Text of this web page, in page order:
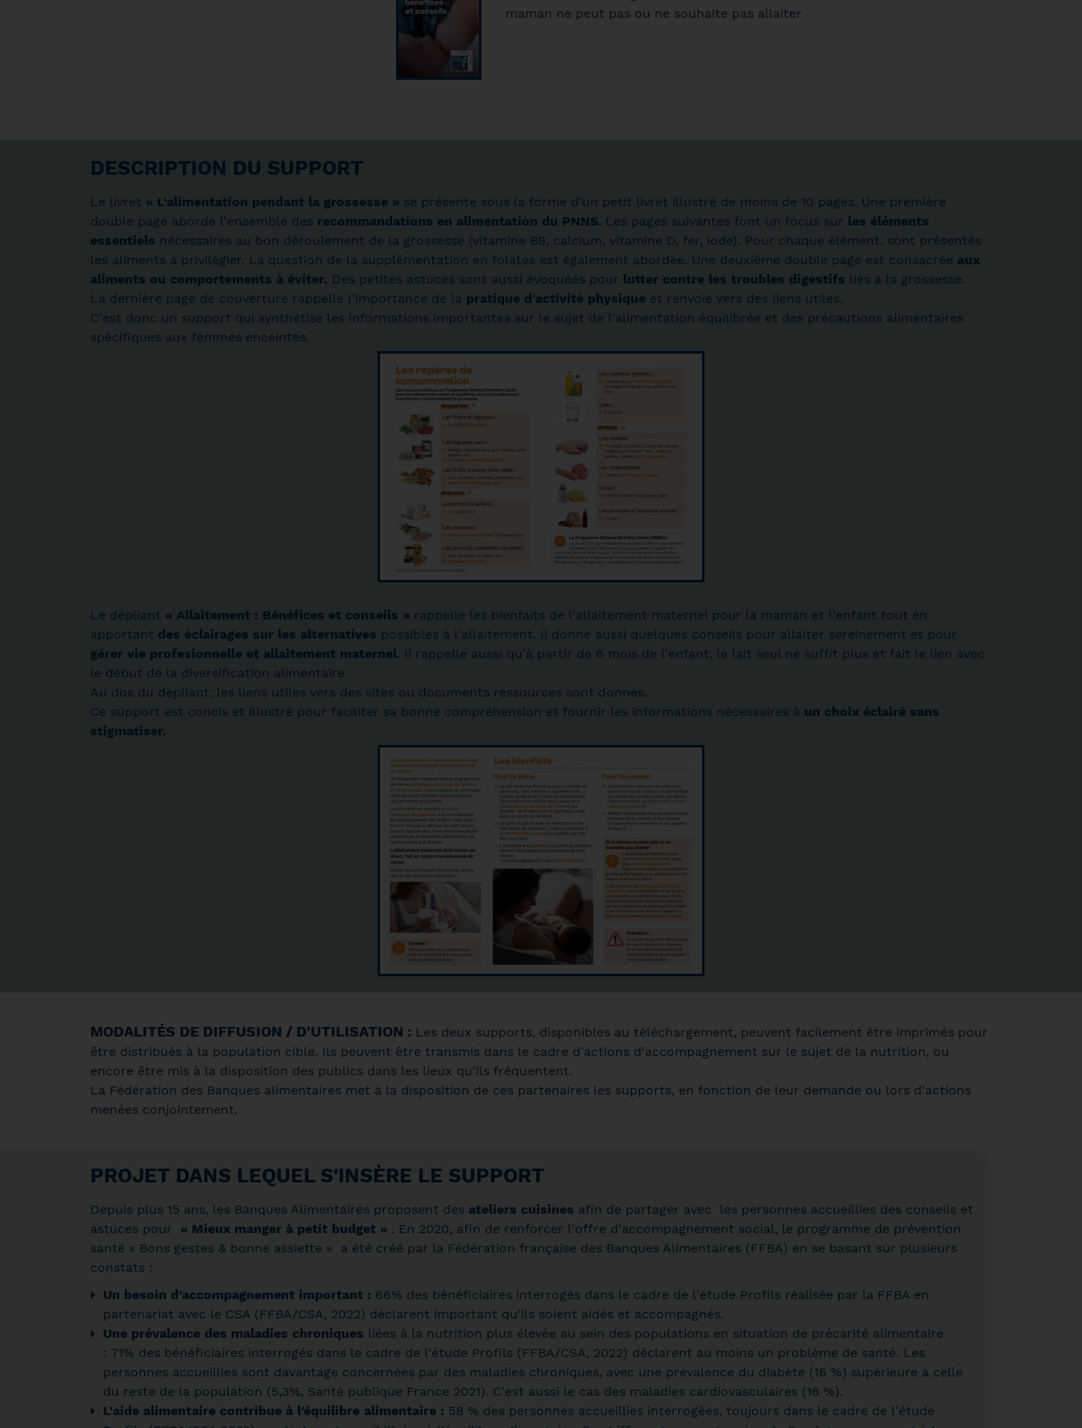
maman ne peut pas ou ne souhaite pas allaiter
DESCRIPTION DU SUPPORT
Le livret « L'alimentation pendant la grossesse » se présente sous la forme d'un petit livret illustré de moins de 10 pages. Une première
double page aborde l'ensemble des recommandations en alimentation du PNNS. Les pages suivantes font un focus sur les éléments
essentiels nécessaires au bon déroulement de la grossesse (vitamine B9, calcium, vitamine D, fer, iode). Pour chaque élément, sont présentés
les aliments à privilégier. La question de la supplémentation en folates est également abordée. Une deuxième double page est consacrée aux
aliments ou comportements à éviter. Des petites astuces sont aussi évoquées pour lutter contre les troubles digestifs liés à la grossesse.
La dernière page de couverture rappelle l'importance de la pratique d'activité physique et renvoie vers des liens utiles.
C'est donc un support qui synthétise les informations importantes sur le sujet de l'alimentation équilibrée et des précautions alimentaires
spécifiques aux femmes enceintes.
Le dépliant « Allaitement : Bénéfices et conseils » rappelle les bienfaits de l'allaitement maternel pour la maman et l'enfant tout en
apportant des éclairages sur les alternatives possibles à l'allaitement. Il donne aussi quelques conseils pour allaiter sereinement et pour
gérer vie profesionnelle et allaitement maternel. Il rappelle aussi qu'à partir de 6 mois de l'enfant, le lait seul ne suffit plus et fait le lien avec
le début de la diversification alimentaire.
Au dos du dépliant, les liens utiles vers des sites ou documents ressources sont donnés.
Ce support est concis et illustré pour faciliter sa bonne compréhension et fournir les informations nécessaires à un choix éclairé sans
stigmatiser.
MODALITÉS DE DIFFUSION / D'UTILISATION : Les deux supports, disponibles au téléchargement, peuvent facilement être imprimés pour
être distribués à la population cible. Ils peuvent être transmis dans le cadre d'actions d'accompagnement sur le sujet de la nutrition, ou
encore être mis à la disposition des publics dans les lieux qu'ils fréquentent.
La Fédération des Banques alimentaires met à la disposition de ces partenaires les supports, en fonction de leur demande ou lors d'actions
menées conjointement.
PROJET DANS LEQUEL S'INSÈRE LE SUPPORT
Depuis plus 15 ans, les Banques Alimentaires proposent des ateliers cuisines afin de partager avec les personnes accueillies des conseils et
astuces pour « Mieux manger à petit budget » . En 2020, afin de renforcer l'offre d'accompagnement social, le programme de prévention
santé « Bons gestes & bonne assiette » a été créé par la Fédération française des Banques Alimentaires (FFBA) en se basant sur plusieurs
constats :
Un besoin d'accompagnement important : 66% des bénéficiaires interrogés dans le cadre de l'étude Profils réalisée par la FFBA en
partenariat avec le CSA (FFBA/CSA, 2022) déclarent important qu'ils soient aidés et accompagnés.
Une prévalence des maladies chroniques liées à la nutrition plus élevée au sein des populations en situation de précarité alimentaire
: 71% des bénéficiaires interrogés dans le cadre de l'étude Profils (FFBA/CSA, 2022) déclarent au moins un problème de santé. Les
personnes accueillies sont davantage concernées par des maladies chroniques, avec une prévalence du diabète (16 %) supérieure à celle
du reste de la population (5,3%, Santé publique France 2021). C'est aussi le cas des maladies cardiovasculaires (16 %).
L'aide alimentaire contribue à l'équilibre alimentaire : 58 % des personnes accueillies interrogées, toujours dans le cadre de l'étude